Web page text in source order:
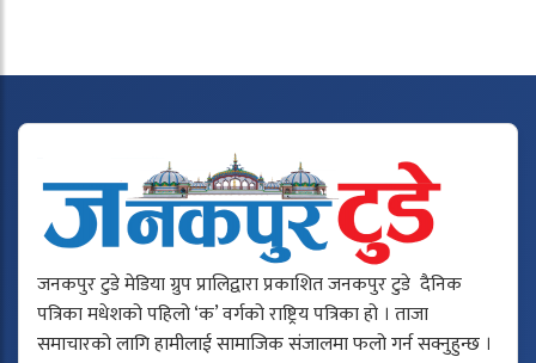
जनकपुर टुडे मेडिया ग्रुप प्रालिद्वारा प्रकाशित जनकपुर टुडे दैनिक
पत्रिका मधेशको पहिलो ‘क’ वर्गको राष्ट्रिय पत्रिका हो । ताजा
समाचारको लागि हामीलाई सामाजिक संजालमा फलो गर्न सक्नुहुन्छ ।